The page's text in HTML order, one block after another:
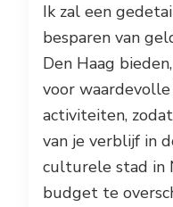
Ik zal een
besparen van
Den Haag
voor
activiteiten,
van je verblijf in
culturele stad in
budget te